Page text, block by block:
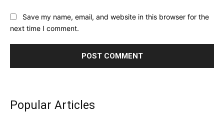
Save my name, email, and website in this browser for the
next time I comment.
Popular Articles